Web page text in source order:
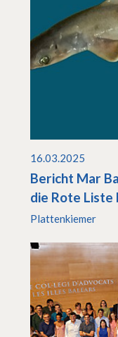
16.03.2025
Bericht Mar
die Rote
Plattenkiemer